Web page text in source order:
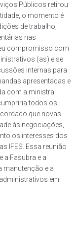
Públicos retirou
o momento é
de trabalho,
nas
compromisso com
(as) e se
internas para
apresentadas e
com a ministra
todos os
que novas
às negociações,
os interesses dos
IFES. Essa reunião
a Fasubra e a
manutenção e a
em